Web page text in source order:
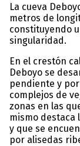
La cueva
metros de
constituyendo
singularidad.
En el crestón
Deboyo se
pendiente y
complejos de
zonas en las
mismo destaca
y que se
por alisedas